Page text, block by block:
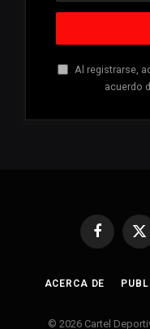
Al registrarse,
acuerdo
Facebook
X
ACERCA DE
© 2026 Cartel